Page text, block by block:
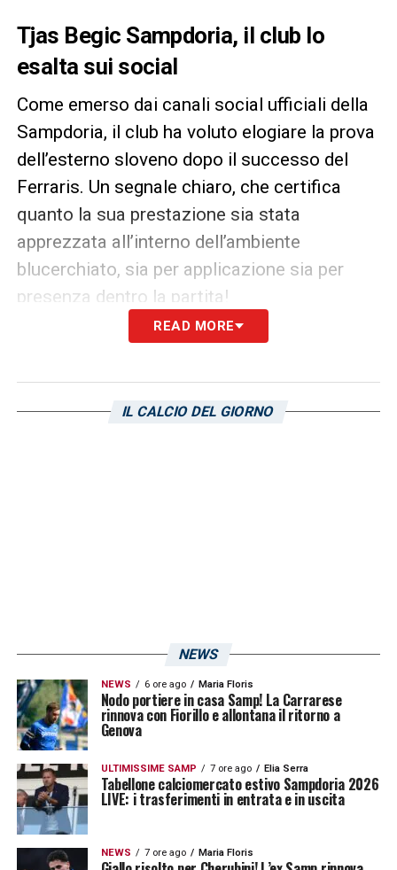
Tjas Begic Sampdoria, il club lo
esalta sui social
Come emerso dai canali social ufficiali della
Sampdoria, il club ha voluto elogiare la prova
dell’esterno sloveno dopo il successo del
Ferraris. Un segnale chiaro, che certifica
quanto la sua prestazione sia stata
apprezzata all’interno dell’ambiente
blucerchiato, sia per applicazione sia per
presenza dentro la partita!
Tjas Begic Sampdoria, un segnale
Nel rush conclusivo del campionato, la
verso la salvezza.
READ MORE
IL CALCIO DEL GIORNO
NEWS
NEWS 6 ore ago Maria Floris
Nodo portiere in casa Samp! La Carrarese
rinnova con Fiorillo e allontana il ritorno a
Genova
ULTIMISSIME SAMP 7 ore ago Elia Serra
Tabellone calciomercato estivo Sampdoria 2026
LIVE: i trasferimenti in entrata e in uscita
NEWS 7 ore ago Maria Floris